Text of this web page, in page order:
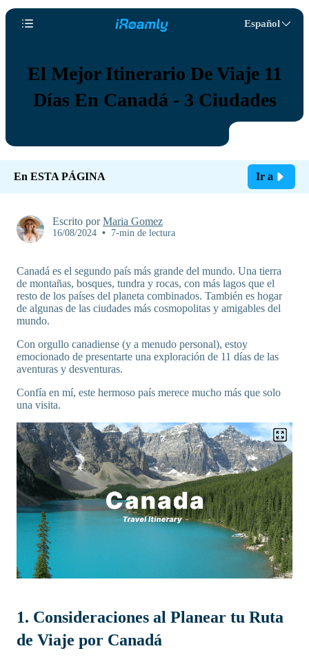
Español
El Mejor Itinerario De Viaje 11
Días En Canadá - 3 Ciudades
En ESTA PÁGINA Ir a
Escrito porMaria Gomez
16/08/2024 • 7-min de lectura
Canadá es el segundo país más grande del mundo. Una tierra
de montañas, bosques, tundra y rocas, con más lagos que el
resto de los países del planeta combinados. También es hogar
de algunas de las ciudades más cosmopolitas y amigables del
mundo.
Con orgullo canadiense (y a menudo personal), estoy
emocionado de presentarte una exploración de 11 días de las
aventuras y desventuras.
Confía en mí, este hermoso país merece mucho más que solo
una visita.
1. Consideraciones al Planear tu Ruta
de Viaje por Canadá